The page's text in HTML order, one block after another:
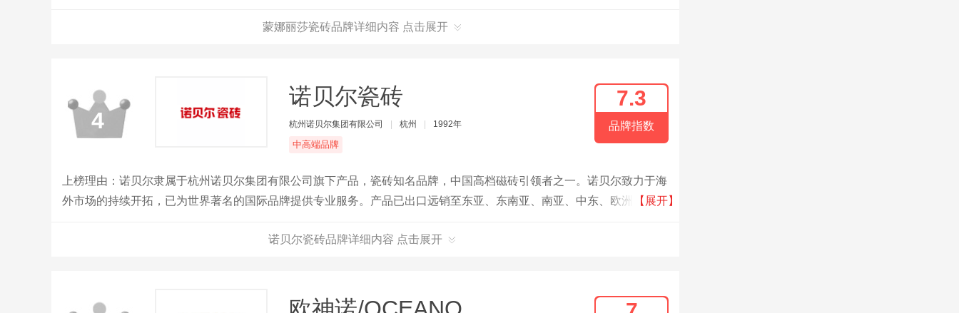
蒙娜丽莎瓷砖品牌详细内容 点击展开
4
诺贝尔瓷砖
杭州诺贝尔集团有限公司 杭州 1992年
中高端品牌
7.3
品牌指数
上榜理由：诺贝尔隶属于杭州诺贝尔集团有限公司旗下产品，瓷砖知名品牌，中国高档磁砖引领者之一。诺贝尔致力于海
外市场的持续开拓，已为世界著名的国际品牌提供专业服务。产品已出口远销至东亚、东南亚、南亚、中东、欧洲、澳【展开】
诺贝尔瓷砖品牌详细内容 点击展开